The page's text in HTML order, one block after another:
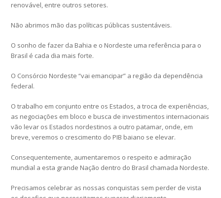
renovável, entre outros setores.
Não abrimos mão das políticas públicas sustentáveis.
O sonho de fazer da Bahia e o Nordeste uma referência para o
Brasil é cada dia mais forte.
O Consórcio Nordeste “vai emancipar” a região da dependência
federal.
O trabalho em conjunto entre os Estados, a troca de experiências,
as negociações em bloco e busca de investimentos internacionais
vão levar os Estados nordestinos a outro patamar, onde, em
breve, veremos o crescimento do PIB baiano se elevar.
Consequentemente, aumentaremos o respeito e admiração
mundial a esta grande Nação dentro do Brasil chamada Nordeste.
Precisamos celebrar as nossas conquistas sem perder de vista